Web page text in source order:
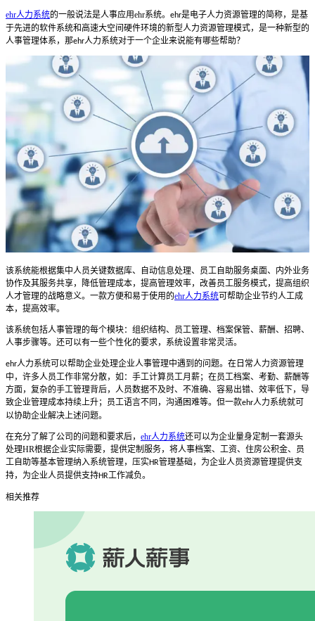
ehr人力系统的一般说法是人事应用ehr系统。 ehr是电子人力资源管理的简称， 是基
于先进的软件系统和高速大空间硬件环境的新型人力资源管理模式，是一种新型的
人事管理体系 ，那ehr人力系统对于一个企业来说能有哪些帮助？
该系统能根据集中人员关键数据库、自动信息处理、员工自助服务桌面、内外业务
协作及其服务共享，降低管理成本，提高管理效率，改善员工服务模式，提高组织
人才管理的战略意义。一款方便和易于使用的ehr人力系统可帮助企业节约人工成
本，提高效率。
该系统包括人事管理的每个模块：组织结构、员工管理、档案保管、薪酬、招聘、
人事步骤等。还可以有一些个性化的要求，系统设置非常灵活。
ehr人力系统可以帮助企业处理企业人事管理中遇到的问题。在日常人力资源管理
中，许多人员工作非常分散，如：手工计算员工月薪；在员工档案、考勤、薪酬等
方面，复杂的手工管理背后，人员数据不及时、不准确、容易出错、效率低下，导
致企业管理成本持续上升；员工语言不同，沟通困难等。但一款ehr人力系统就可
以协助企业解决上述问题。
在充分了解了公司的问题和要求后， ehr人力系统还可以为企业量身定制一套源头
处理HR根据企业实际需要，提供定制服务，将人事档案、工资、住房公积金、员
工自助等基本管理纳入系统管理，压实HR管理基础，为企业人员资源管理提供支
持，为企业人员提供支持HR工作减负。
相关推荐